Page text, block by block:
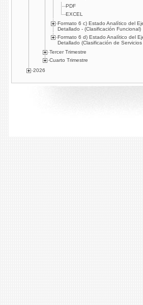
PDF
EXCEL
Formato 6 c) Estado Analítico del
Detallado - (Clasificación Funcional)
Formato 6 d) Estado Analítico del
Detallado (Clasificación de
Tercer Trimestre
Cuarto Trimestre
2026